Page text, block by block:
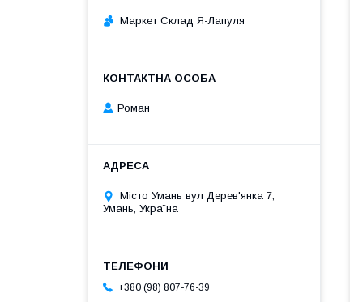
Маркет Склад Я-Лапуля
Роман
Місто Умань вул Дерев'янка 7,
Умань, Україна
+380 (98) 807-76-39